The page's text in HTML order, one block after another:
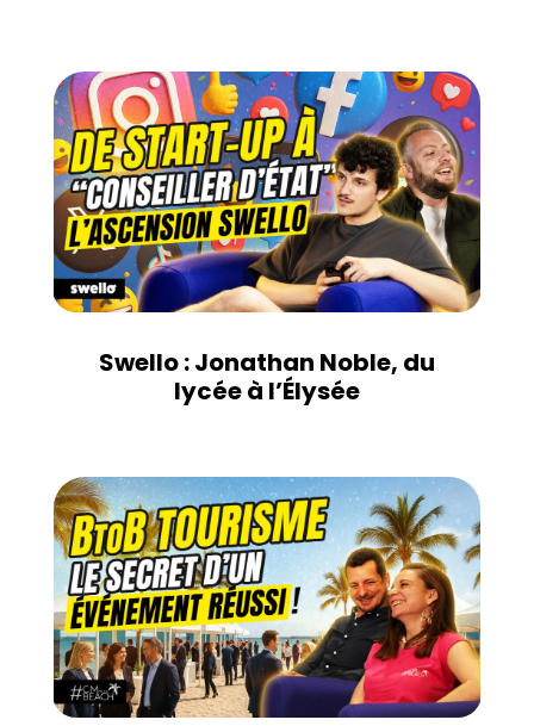
Swello : Jonathan Noble, du
lycée à l’Élysée